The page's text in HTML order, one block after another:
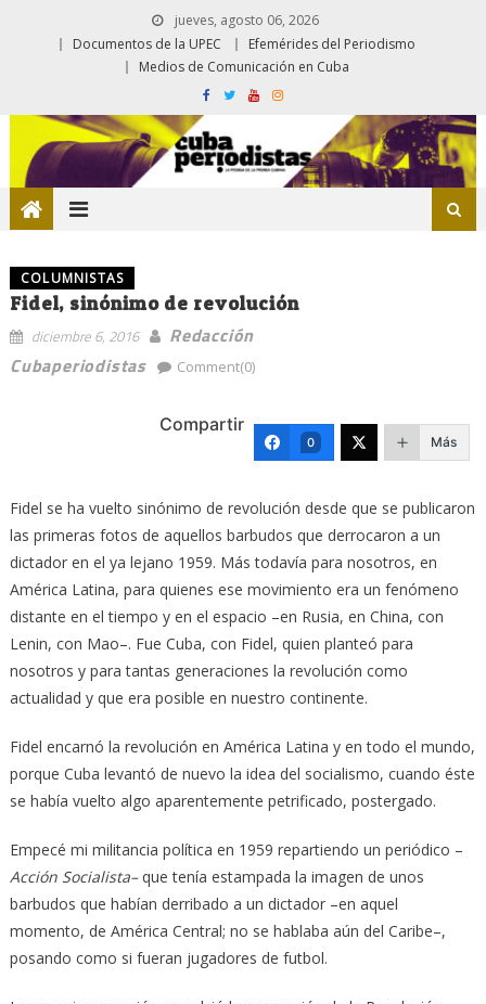
jueves, agosto 06, 2026
Documentos de la UPEC
Efemérides del Periodismo
Medios de Comunicación en Cuba
COLUMNISTAS
Fidel, sinónimo de revolución
diciembre 6, 2016
Redacción
Cubaperiodistas
Comment(0)
Compartir
0 Más
Fidel se ha vuelto sinónimo de revolución desde que se publicaron
las primeras fotos de aquellos barbudos que derrocaron a un
dictador en el ya lejano 1959. Más todavía para nosotros, en
América Latina, para quienes ese movimiento era un fenómeno
distante en el tiempo y en el espacio –en Rusia, en China, con
Lenin, con Mao–. Fue Cuba, con Fidel, quien planteó para
nosotros y para tantas generaciones la revolución como
actualidad y que era posible en nuestro continente.
Fidel encarnó la revolución en América Latina y en todo el mundo,
porque Cuba levantó de nuevo la idea del socialismo, cuando éste
se había vuelto algo aparentemente petrificado, postergado.
Empecé mi militancia política en 1959 repartiendo un periódico –
Acción Socialista–que tenía estampada la imagen de unos
barbudos que habían derribado a un dictador –en aquel
momento, de América Central; no se hablaba aún del Caribe–,
posando como si fueran jugadores de futbol.